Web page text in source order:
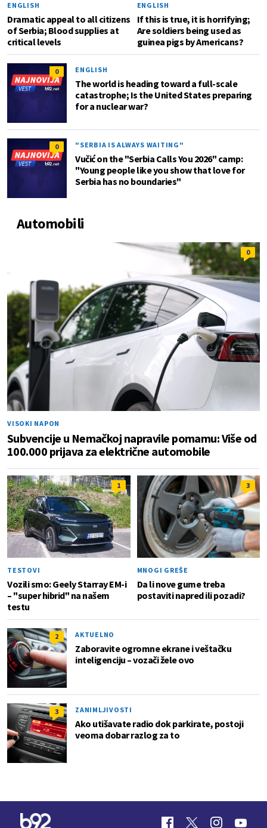
ENGLISH
Dramatic appeal to all citizens
of Serbia; Blood supplies at
critical levels
ENGLISH
If this is true, it is horrifying;
Are soldiers being used as
guinea pigs by Americans?
0 ENGLISH
The world is heading toward a full-scale
catastrophe; Is the United States preparing
for a nuclear war?
0 "SERBIA IS ALWAYS WAITING"
Vučić on the "Serbia Calls You 2026" camp:
"Young people like you show that love for
Serbia has no boundaries"
Automobili
0
VISOKI NAPON
Subvencije u Nemačkoj napravile pomamu: Više od
100.000 prijava za električne automobile
1
TESTOVI
Vozili smo: Geely Starray EM-i
– "super hibrid" na našem
testu
3
MNOGI GREŠE
Da li nove gume treba
postaviti napred ili pozadi?
2 AKTUELNO
Zaboravite ogromne ekrane i veštačku
inteligenciju – vozači žele ovo
3 ZANIMLJIVOSTI
Ako utišavate radio dok parkirate, postoji
veoma dobar razlog za to